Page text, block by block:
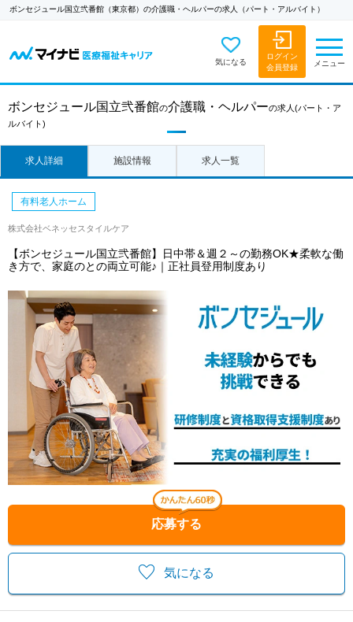
ボンセジュール国立弐番館（東京都）の介護職・ヘルパーの求人（パート・アルバイト）
気になる
ログイン
会員登録
メニュー
ボンセジュール国立弐番館の介護職・ヘルパーの求人 (パート・ア
ルバイト)
求人詳細 施設情報 求人一覧
気になる
応募する
有料老人ホーム
株式会社ベネッセスタイルケア
【ボンセジュール国立弐番館】日中帯＆週２～の勤務OK★柔軟な働
き方で、家庭のとの両立可能♪｜正社員登用制度あり